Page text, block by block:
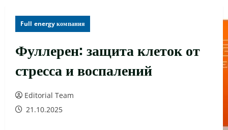
Full energy компания
Фуллерен: защита клеток от
стресса и воспалений
Editorial Team
21.10.2025